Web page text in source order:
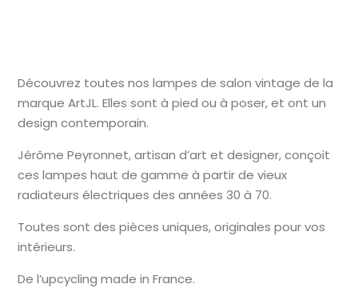
Découvrez toutes nos lampes de salon vintage de la
marque ArtJL. Elles sont à pied ou à poser, et ont un
design contemporain.
Jérôme Peyronnet, artisan d’art et designer, conçoit
ces lampes haut de gamme à partir de vieux
radiateurs électriques des années 30 à 70.
Toutes sont des pièces uniques, originales pour vos
intérieurs.
De l’upcycling made in France.